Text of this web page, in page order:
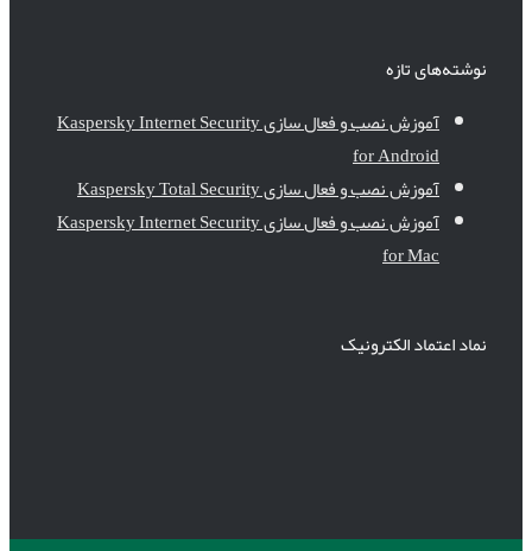
نوشته‌های تازه
آموزش نصب و فعال سازی Kaspersky Internet Security
for Android
آموزش نصب و فعال سازی Kaspersky Total Security
آموزش نصب و فعال سازی Kaspersky Internet Security
for Mac
نماد اعتماد الکترونیک